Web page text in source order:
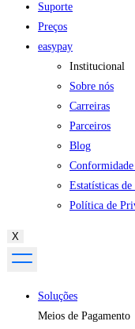
Suporte
Preços
easypay
Institucional
Sobre nós
Carreiras
Parceiros
Blog
Conformidade
Estatísticas
Política de
X
Soluções
Meios de Pagamento